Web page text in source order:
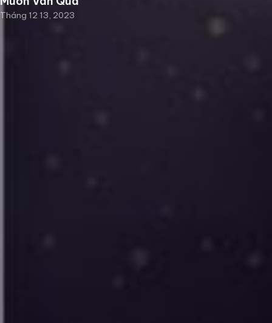
Tháng 12 13, 2023